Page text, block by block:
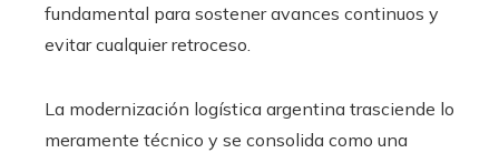
fundamental para sostener avances continuos y
evitar cualquier retroceso.
La modernización logística argentina trasciende lo
meramente técnico y se consolida como una